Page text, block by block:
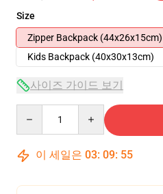
Size
Zipper Backpack (44x26x15cm)
Kids Backpack (40x30x13cm)
사이즈 가이드 보기
이 세일은 03: 09: 54